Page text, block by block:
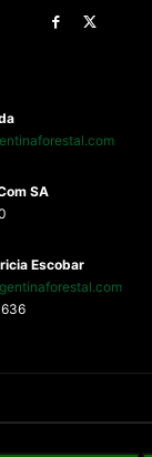
SA
Escobar